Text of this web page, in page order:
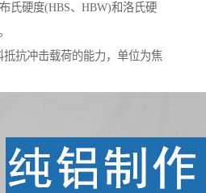
氏硬度(HBS、HBW)和洛氏硬
抗冲击载荷的能力，单位为焦